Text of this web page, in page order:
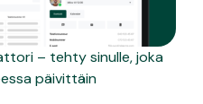
– tehty sinulle, joka
päivittäin